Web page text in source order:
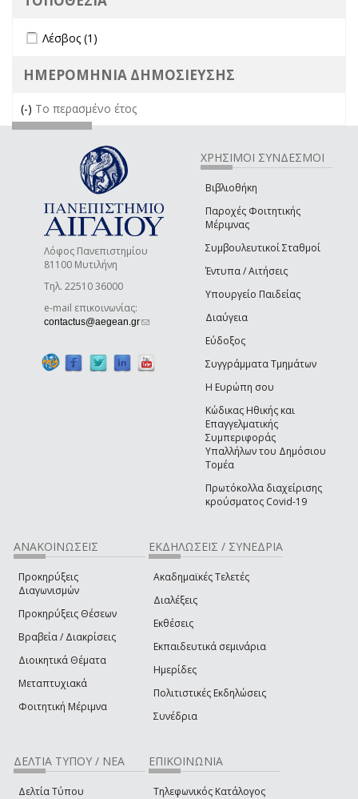
Apply Λέσβος filter
Λέσβος (1)
ΗΜΕΡΟΜΗΝΙΑ ΔΗΜΟΣΙΕΥΣΗΣ
(-) Remove Το περασμένο έτος filter
Το περασμένο έτος
Λόφος Πανεπιστημίου
81100 Μυτιλήνη
Τηλ. 22510 36000
e-mail επικοινωνίας:
contactus@aegean.gr(link sends e-mail)
ΧΡΗΣΙΜΟΙ ΣΥΝΔΕΣΜΟΙ
Βιβλιοθήκη
Παροχές Φοιτητικής
Μέριμνας
Συμβουλευτικοί Σταθμοί
Έντυπα / Αιτήσεις
Υπουργείο Παιδείας
Διαύγεια
Εύδοξος
Συγγράμματα Τμημάτων
Η Ευρώπη σου
Κώδικας Ηθικής και
Επαγγελματικής
Συμπεριφοράς
Υπαλλήλων του Δημόσιου
Τομέα
Πρωτόκολλα διαχείρισης
κρούσματος Covid-19
ΑΝΑΚΟΙΝΩΣΕΙΣ
Προκηρύξεις
Διαγωνισμών
Προκηρύξεις Θέσεων
Βραβεία / Διακρίσεις
Διοικητικά Θέματα
Μεταπτυχιακά
Φοιτητική Μέριμνα
ΕΚΔΗΛΩΣΕΙΣ / ΣΥΝΕΔΡΙΑ
Ακαδημαϊκές Τελετές
Διαλέξεις
Εκθέσεις
Εκπαιδευτικά σεμινάρια
Ημερίδες
Πολιτιστικές Εκδηλώσεις
Συνέδρια
ΔΕΛΤΙΑ ΤΥΠΟΥ / ΝΕΑ
Δελτία Τύπου
ΕΠΙΚΟΙΝΩΝΙΑ
Τηλεφωνικός Κατάλογος